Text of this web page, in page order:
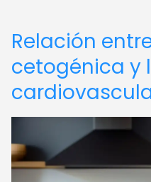
Relación
cetogénica y